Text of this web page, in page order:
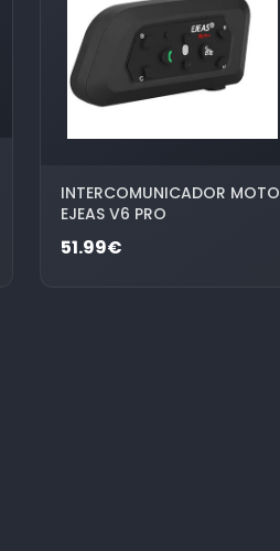
INTERCOMUNICADOR MOTO
EJEAS V6 PRO
51.99€